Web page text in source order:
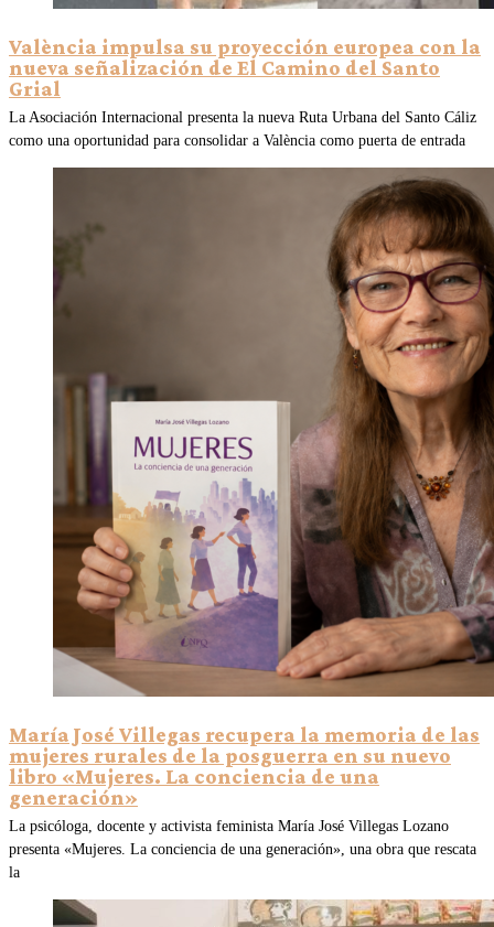
València impulsa su proyección europea con la
nueva señalización de El Camino del Santo
Grial
La Asociación Internacional presenta la nueva Ruta Urbana del Santo Cáliz
como una oportunidad para consolidar a València como puerta de entrada
María José Villegas recupera la memoria de las
mujeres rurales de la posguerra en su nuevo
libro «Mujeres. La conciencia de una
generación»
La psicóloga, docente y activista feminista María José Villegas Lozano
presenta «Mujeres. La conciencia de una generación», una obra que rescata
la